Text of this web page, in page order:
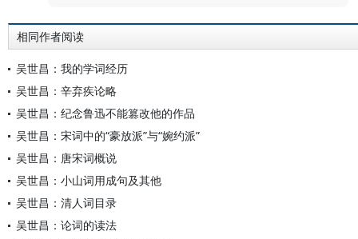
相同作者阅读
吴世昌：我的学词经历
吴世昌：辛弃疾论略
吴世昌：纪念鲁迅不能篡改他的作品
吴世昌：宋词中的“豪放派”与“婉约派”
吴世昌：唐宋词概说
吴世昌：小山词用成句及其他
吴世昌：清人词目录
吴世昌：论词的读法